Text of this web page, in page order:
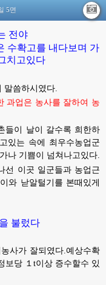
5면
전야
수확고를 내다보며 가
치고있다
말씀하시였다.
과업은 농사를 잘하여 농
들이 날이 갈수록 희한하
있는 속에 최우수농업군
나 기쁨이 넘쳐나고있다.
선 이곳 일군들과 농업근
와 낟알털기를 본때있게
불렀다
사가 잘되였다.예상수확
보당 １t이상 증수할수 있